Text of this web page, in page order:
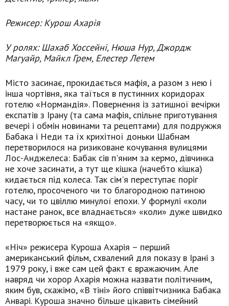
Режисер: Курош Ахарія
У ролях: Шахаб Хоссейні, Нюша Нур, Джордж
Магуайр, Майкл Грем, Елестер Летем
Місто засинає, прокидається мафія, а разом з нею і
інша чортівня, яка таїться в пустинних коридорах
готелю «Нормандія». Повернення із затишної вечірки
експатів з Ірану (та сама мафія, спільне приготування
вечері і обмін новинами та рецептами) для подружжя
Бабака і Неди та їх крихітної доньки Шабнам
перетворилося на ризиковане кочування вулицями
Лос-Анджелеса: Бабак сів п'яним за кермо, дівчинка
не хоче засинати, а тут ще кішка (начебто кішка)
кидається під колеса. Так сім'я переступає поріг
готелю, просоченого чи то благородною патиною
часу, чи то цвіллю минулої епохи. У формулі «коли
настане ранок, все владнається» «коли» дуже швидко
перетворюється на «якщо».
«Ніч» режисера Куроша Ахарія – перший
американський фільм, схвалений для показу в Ірані з
1979 року, і вже сам цей факт є вражаючим. Але
навряд чи хорор Ахарія можна назвати політичним,
яким був, скажімо, «В тіні» його співвітчизника Бабака
Анварі. Куроша значно більше цікавить сімейний